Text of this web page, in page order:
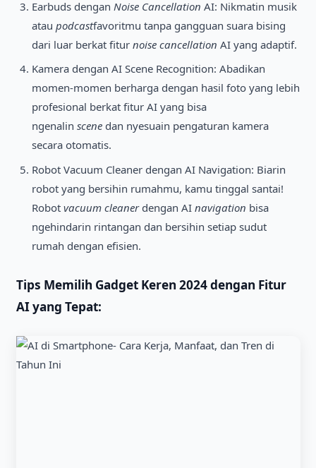
Earbuds dengan Noise Cancellation AI: Nikmatin musik
atau podcastfavoritmu tanpa gangguan suara bising
dari luar berkat fitur noise cancellation AI yang adaptif.
Kamera dengan AI Scene Recognition: Abadikan
momen-momen berharga dengan hasil foto yang lebih
profesional berkat fitur AI yang bisa
ngenalin scene dan nyesuain pengaturan kamera
secara otomatis.
Robot Vacuum Cleaner dengan AI Navigation: Biarin
robot yang bersihin rumahmu, kamu tinggal santai!
Robot vacuum cleanerdengan AI navigation bisa
ngehindarin rintangan dan bersihin setiap sudut
rumah dengan efisien.
Tips Memilih Gadget Keren 2024dengan Fitur
AI yang Tepat: